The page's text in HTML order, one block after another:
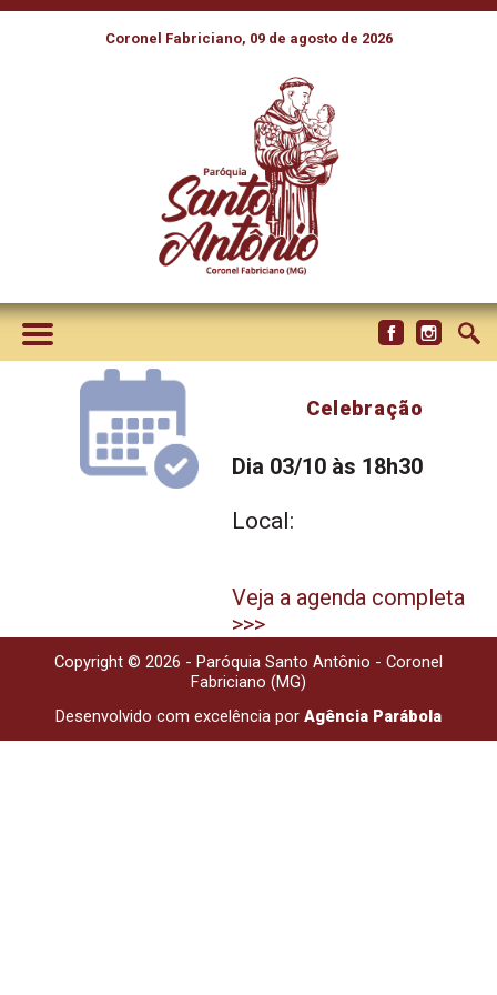
Coronel Fabriciano, 09 de agosto de 2026
Celebração
Dia 03/10 às 18h30
Local:
Veja a agenda completa
>>>
Copyright © 2026 - Paróquia Santo Antônio - Coronel
Fabriciano (MG)
Desenvolvido com excelência por Agência Parábola